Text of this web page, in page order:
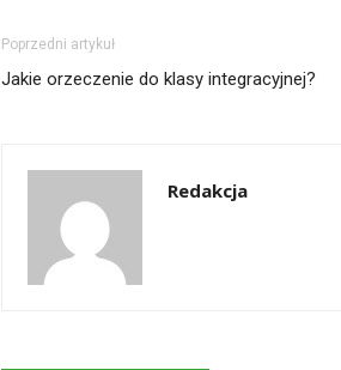
Poprzedni artykuł
Jakie orzeczenie do klasy integracyjnej?
Redakcja